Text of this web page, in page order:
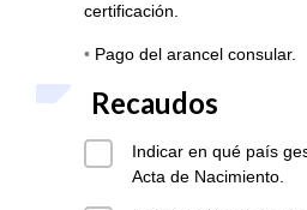
certificación.
• Pago del arancel consular.
Recaudos
Indicar en qué país
Acta de Nacimiento.